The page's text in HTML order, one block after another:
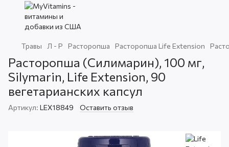
Травы Л - Р Расторопша Расторопша Life Extension
Расторопша (Силимарин), 100 мг,
Silymarin, Life Extension, 90
вегетарианских капсул
Артикул: LEX18849 Оставить отзыв